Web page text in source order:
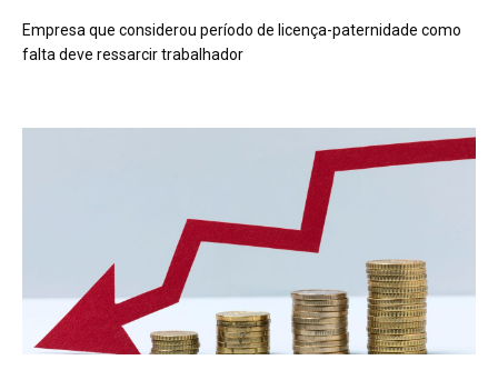
Empresa que considerou período de licença-paternidade como
falta deve ressarcir trabalhador